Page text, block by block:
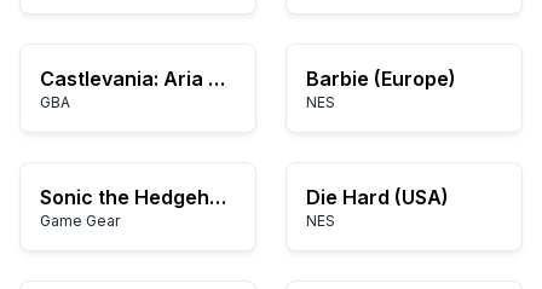
Castlevania: Aria of Sorrow
GBA
Barbie (Europe)
NES
Sonic the Hedgehog 2
Game Gear
Die Hard (USA)
NES